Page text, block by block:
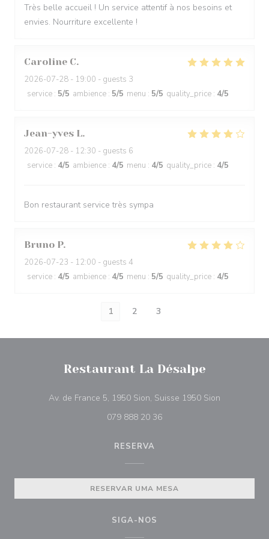
Très belle accueil ! Un service attentif à nos besoins et
envies. Nourriture excellente !
Caroline C
2026-07-28 - 19:00 - guests 3
service : 5/5 ambience : 5/5 menu : 5/5 quality_price : 4/5
Jean-yves L
2026-07-28 - 12:30 - guests 6
service : 4/5 ambience : 4/5 menu : 4/5 quality_price : 4/5
Bon restaurant service très sympa
Bruno P
2026-07-23 - 12:00 - guests 4
service : 4/5 ambience : 4/5 menu : 5/5 quality_price : 4/5
1 2 3
Restaurant La Désalpe
Av. de France 5, 1950 Sion, Suisse 1950 Sion
079 888 20 36
RESERVA
RESERVAR UMA MESA
SIGA-NOS